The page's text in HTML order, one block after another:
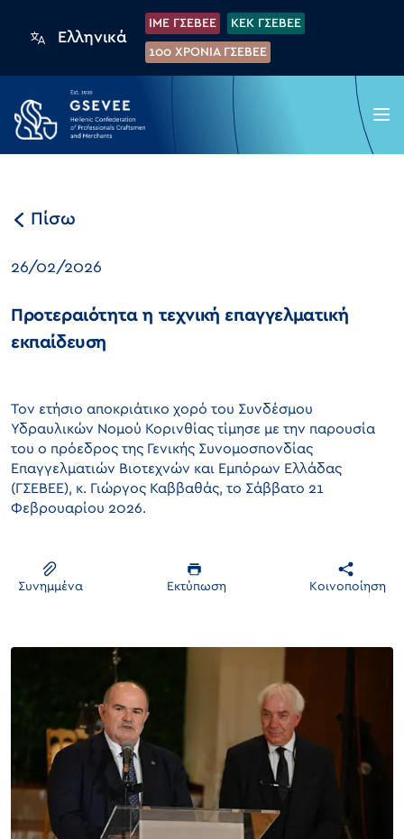
Ελληνικά
IME ΓΣΕΒΕΕ KEK ΓΣΕΒΕΕ
100 XPONIA ΓΣΕΒΕΕ
Πίσω
26/02/2026
Προτεραιότητα η τεχνική επαγγελματική
εκπαίδευση
Τον ετήσιο αποκριάτικο χορό του Συνδέσμου
Υδραυλικών Νομού Κορινθίας τίμησε με την παρουσία
του ο πρόεδρος της Γενικής Συνομοσπονδίας
Επαγγελματιών Βιοτεχνών και Εμπόρων Ελλάδας
(ΓΣΕΒΕΕ), κ. Γιώργος Καββαθάς, το Σάββατο 21
Φεβρουαρίου 2026.
Συνημμένα Εκτύπωση Κοινοποίηση